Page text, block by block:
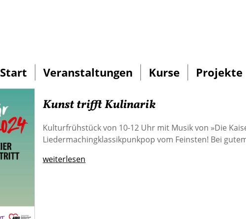
Start Veranstaltungen Kurse Projekte
Kunst trifft Kulinarik
Kulturfrühstück von 10-12 Uhr mit Musik von »Die
Liedermachingklassikpunkpop vom Feinsten! Bei
weiterlesen